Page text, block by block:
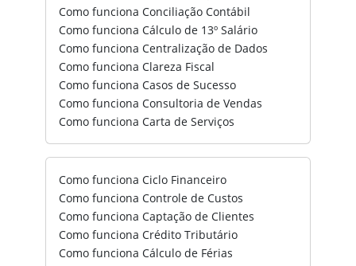
Como funciona Conciliação Contábil
Como funciona Cálculo de 13º Salário
Como funciona Centralização de Dados
Como funciona Clareza Fiscal
Como funciona Casos de Sucesso
Como funciona Consultoria de Vendas
Como funciona Carta de Serviços
Como funciona Ciclo Financeiro
Como funciona Controle de Custos
Como funciona Captação de Clientes
Como funciona Crédito Tributário
Como funciona Cálculo de Férias